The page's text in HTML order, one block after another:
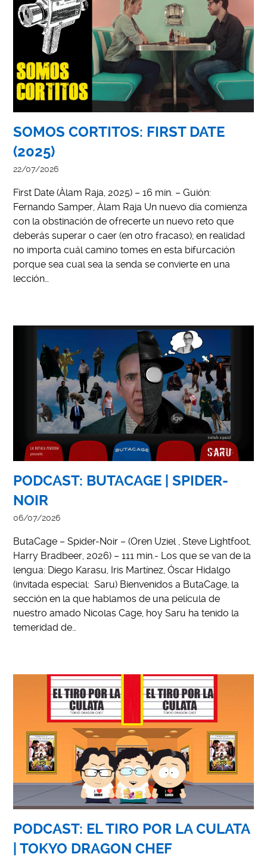
SOMOS CORTITOS: FIRST DATE
(2025)
22/07/2026
First Date (Àlam Raja, 2025) – 16 min. – Guión:
Fernando Samper, Àlam Raja Un nuevo día comienza
con la obstinación de ofrecerte un nuevo reto que
deberás superar o caer (en otro fracaso); en realidad
no importa cuál camino tomes en esta bifurcación
porque sea cual sea la senda se convierte en una
lección…
PODCAST: BUTACAGE | SPIDER-
NOIR
06/07/2026
ButaCage – Spider-Noir – (Oren Uziel , Steve Lightfoot,
Harry Bradbeer, 2026) – 111 min.- Los que se van de la
lengua: Diego Karasu, Iris Martínez, Óscar Hidalgo
(invitada especial: Saru) Bienvenidos a ButaCage, la
sección en la que hablamos de una película de
nuestro amado Nicolas Cage, hoy Saru ha tenido la
temeridad de…
PODCAST: EL TIRO POR LA CULATA
| TOKYO DRAGON CHEF